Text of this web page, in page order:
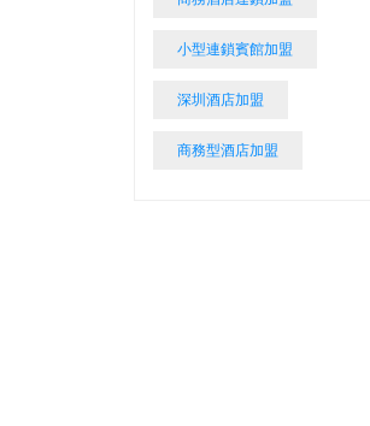
小型連鎖賓館加盟
深圳酒店加盟
商務型酒店加盟